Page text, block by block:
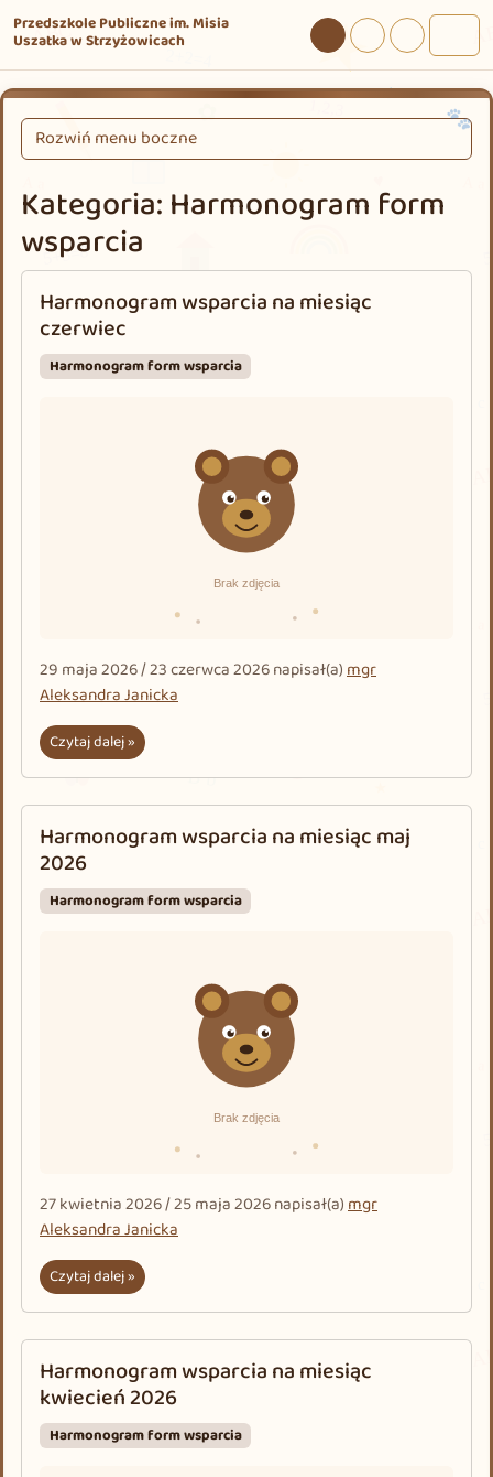
Przejdź do treści
Przejdź do stopki
Przedszkole Publiczne im. Misia
Uszatka w Strzyżowicach Tryb dziennyTryb nocnyTryb
Kategoria:Harmonogram form
wsparcia
Harmonogram wsparcia na miesiąc
czerwiec
Harmonogram form wsparcia
29 maja 2026/23 czerwca 2026napisał(a)mgr
Aleksandra Janicka
Czytaj dalej »
Harmonogram wsparcia na miesiąc maj
2026
Harmonogram form wsparcia
27 kwietnia 2026/25 maja 2026napisał(a)mgr
Aleksandra Janicka
Czytaj dalej »
Harmonogram wsparcia na miesiąc
kwiecień 2026
Harmonogram form wsparcia
Rozwiń menu boczne